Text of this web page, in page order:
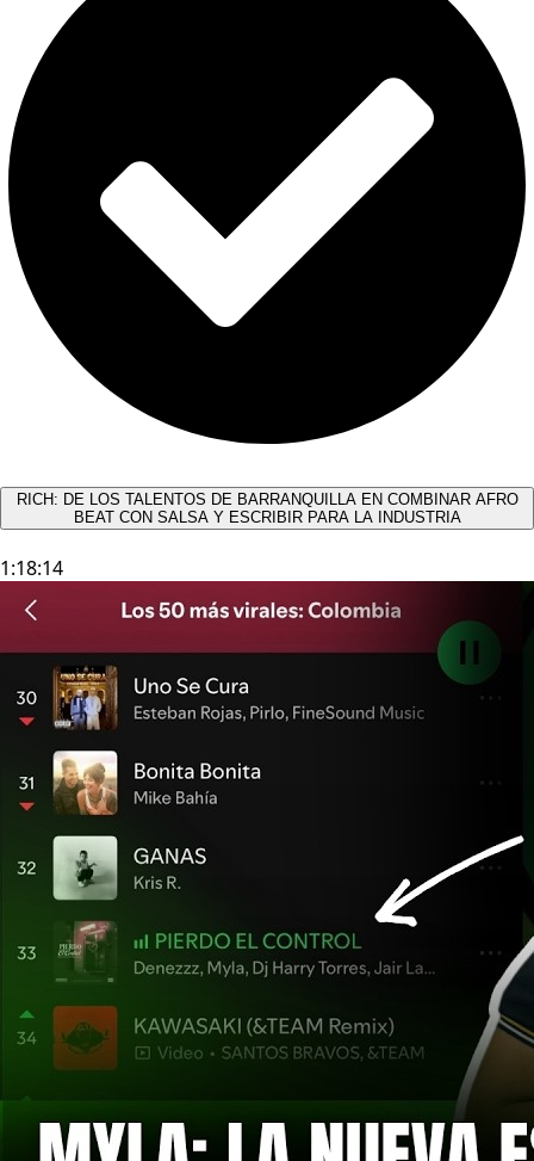
RICH: DE LOS TALENTOS DE BARRANQUILLA EN COMBINAR AFRO
BEAT CON SALSA Y ESCRIBIR PARA LA INDUSTRIA
1:18:14